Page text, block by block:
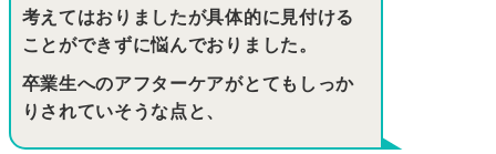
考えてはおりましたが具体的に見付ける
ことができずに悩んでおりました。
卒業生へのアフターケアがとてもしっか
りされていそうな点と、